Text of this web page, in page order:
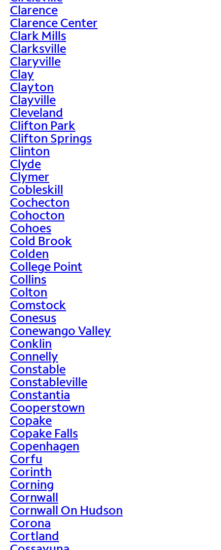
Clarence
Clarence Center
Clark Mills
Clarksville
Claryville
Clay
Clayton
Clayville
Cleveland
Clifton Park
Clifton Springs
Clinton
Clyde
Clymer
Cobleskill
Cochecton
Cohocton
Cohoes
Cold Brook
Colden
College Point
Collins
Colton
Comstock
Conesus
Conewango Valley
Conklin
Connelly
Constable
Constableville
Constantia
Cooperstown
Copake
Copake Falls
Copenhagen
Corfu
Corinth
Corning
Cornwall
Cornwall On Hudson
Corona
Cortland